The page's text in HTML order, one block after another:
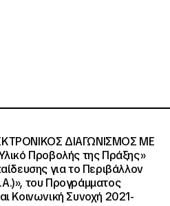
ΔΙΑΓΩΝΙΣΜΟΣ ΜΕ
Προβολής της Πράξης»
για το Περιβάλλον
του Προγράμματος
Κοινωνική Συνοχή 2021-